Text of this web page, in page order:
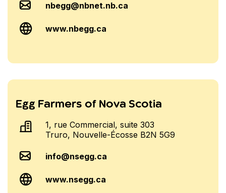
nbegg@nbnet.nb.ca
www.nbegg.ca
Egg Farmers of Nova Scotia
1, rue Commercial, suite 303
Truro, Nouvelle-Écosse B2N 5G9
info@nsegg.ca
www.nsegg.ca